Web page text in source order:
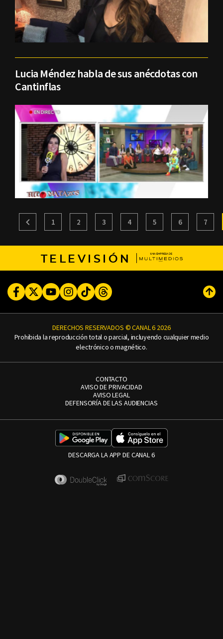
Lucia Méndez habla de sus anécdotas con
Cantinflas
1 2 3 4 5 6 7
TELEVISIÓN
FacebookTwitterYoutubeInstagram
TikTokThreads
DERECHOS RESERVADOS © CANAL 6 2026
Prohibida la reproducción total o parcial, incluyendo cualquier medio
electrónico o magnético.
CONTACTO
AVISO DE PRIVACIDAD
AVISO LEGAL
DEFENSORÍA DE LAS AUDIENCIAS
DESCARGA LA APP DE CANAL 6